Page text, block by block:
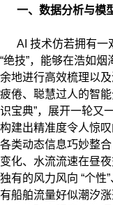
一、数据分析与模
AI 技术仿若拥有一
“绝技”，能够在浩如
余地进行高效梳理以
疲倦、聪慧过人的智
识宝典”，展开一轮又
构建出精准度令人惊
各类动态信息巧妙整
变化、水流流速在昼
独有的风力风向 “个性
有船舶流量好似潮汐